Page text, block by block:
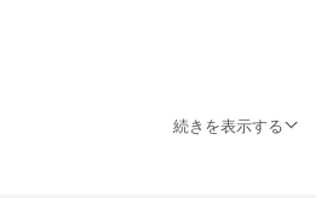
続きを表示する